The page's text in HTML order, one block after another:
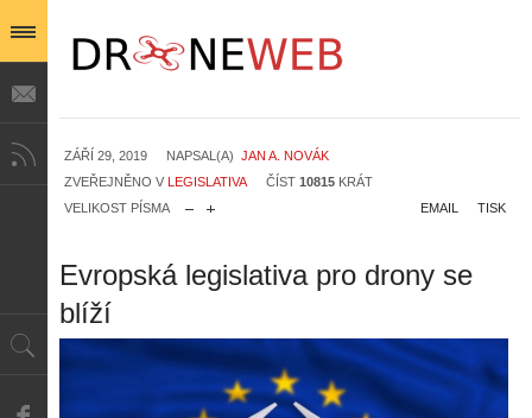
ZÁŘÍ 29, 2019 NAPSAL(A) JAN A. NOVÁK
ZVEŘEJNĚNO V LEGISLATIVA ČÍST 10815 KRÁT
VELIKOST PÍSMA
TISK
EMAIL
Evropská legislativa pro drony se
blíží